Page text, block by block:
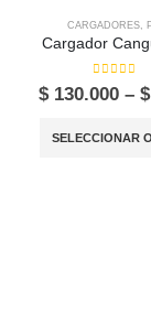
CARGADORES,
Cargador
0out of
$130.000 – $
SELECCIONAR